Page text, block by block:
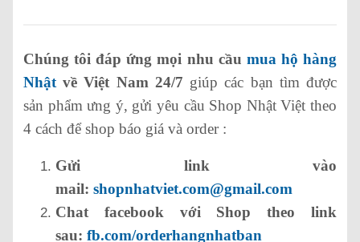
Chúng tôi đáp ứng mọi nhu cầu mua hộ hàng
Nhật về Việt Nam 24/7 giúp các bạn tìm được
sản phẩm ưng ý, gửi yêu cầu Shop Nhật Việt theo
4 cách để shop báo giá và order :
Gửi link vào
mail: shopnhatviet.com@gmail.com
Chat facebook với Shop theo link
sau: fb.com/orderhangnhatban